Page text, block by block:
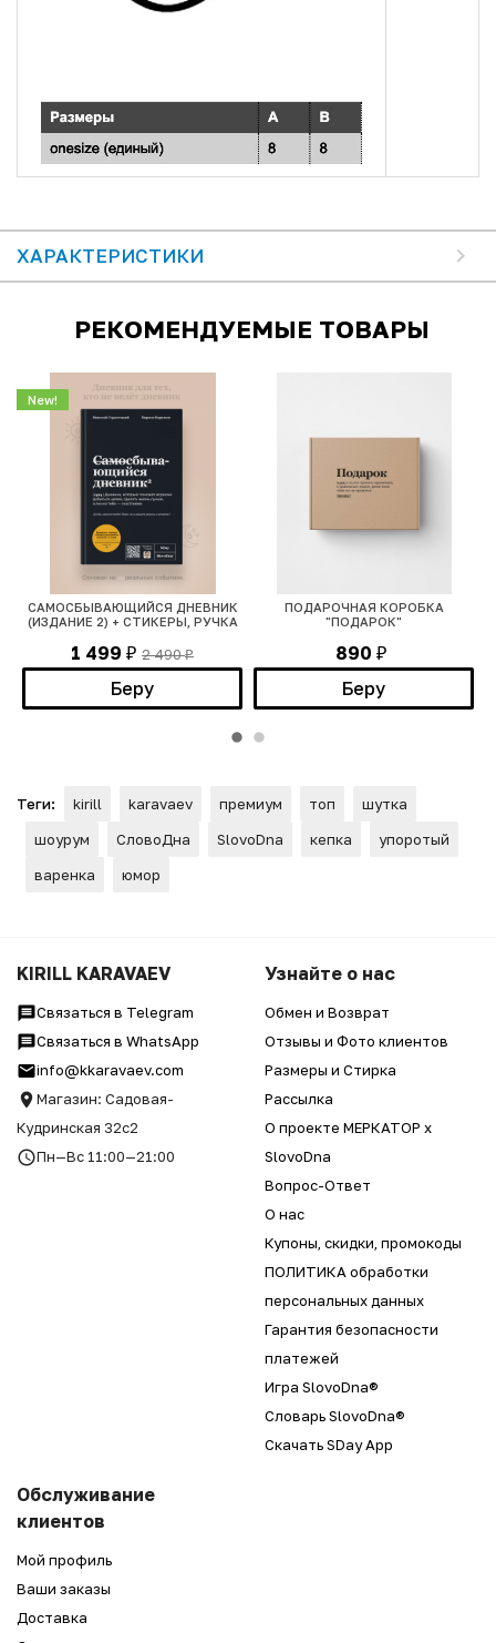
ХАРАКТЕРИСТИКИ
РЕКОМЕНДУЕМЫЕ ТОВАРЫ
САМОСБЫВАЮЩИЙСЯ ДНЕВНИК
(ИЗДАНИЕ 2) + СТИКЕРЫ, РУЧКА
1 499 ₽ 2 490₽
Беру
New!
ПОДАРОЧНАЯ КОРОБКА
"ПОДАРОК"
890 ₽
Беру
Теги: kirill karavaev премиум топ
шутка
шоурум
СловоДна SlovoDna кепка
упоротый
варенка
юмор
KIRILL KARAVAEV
Связаться в Telegram
Связаться в WhatsApp
info@kkaravaev.com
Магазин: Садовая-
Кудринская 32с2
Пн—Вс 11:00—21:00
Узнайте о нас
Обмен и Возврат
Отзывы и Фото клиентов
Размеры и Стирка
Рассылка
О проекте МЕРКАТОР x
SlovoDna
Вопрос-Ответ
О нас
Купоны, скидки, промокоды
ПОЛИТИКА обработки
персональных данных
Гарантия безопасности
платежей
Игра SlovoDna®
Словарь SlovoDna®
Скачать SDay App
Обслуживание
клиентов
Мой профиль
Ваши заказы
Доставка